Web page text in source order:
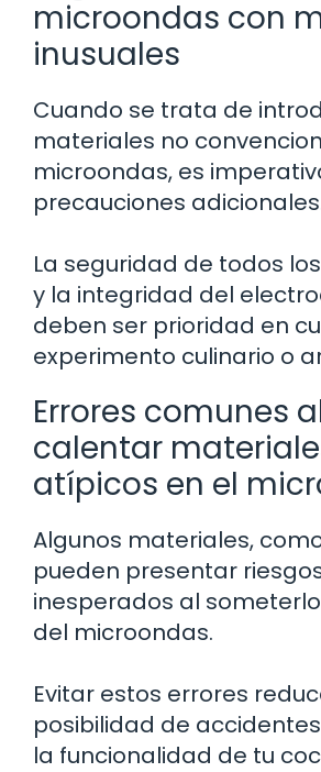
microondas con
inusuales
Cuando se trata de
materiales no
microondas, es
precauciones
La seguridad de todos
y la integridad del
deben ser prioridad en
experimento culinario o
Errores comunes
calentar
atípicos en el
Algunos materiales,
pueden presentar
inesperados al
del microondas.
Evitar estos errores
posibilidad de
la funcionalidad de tu